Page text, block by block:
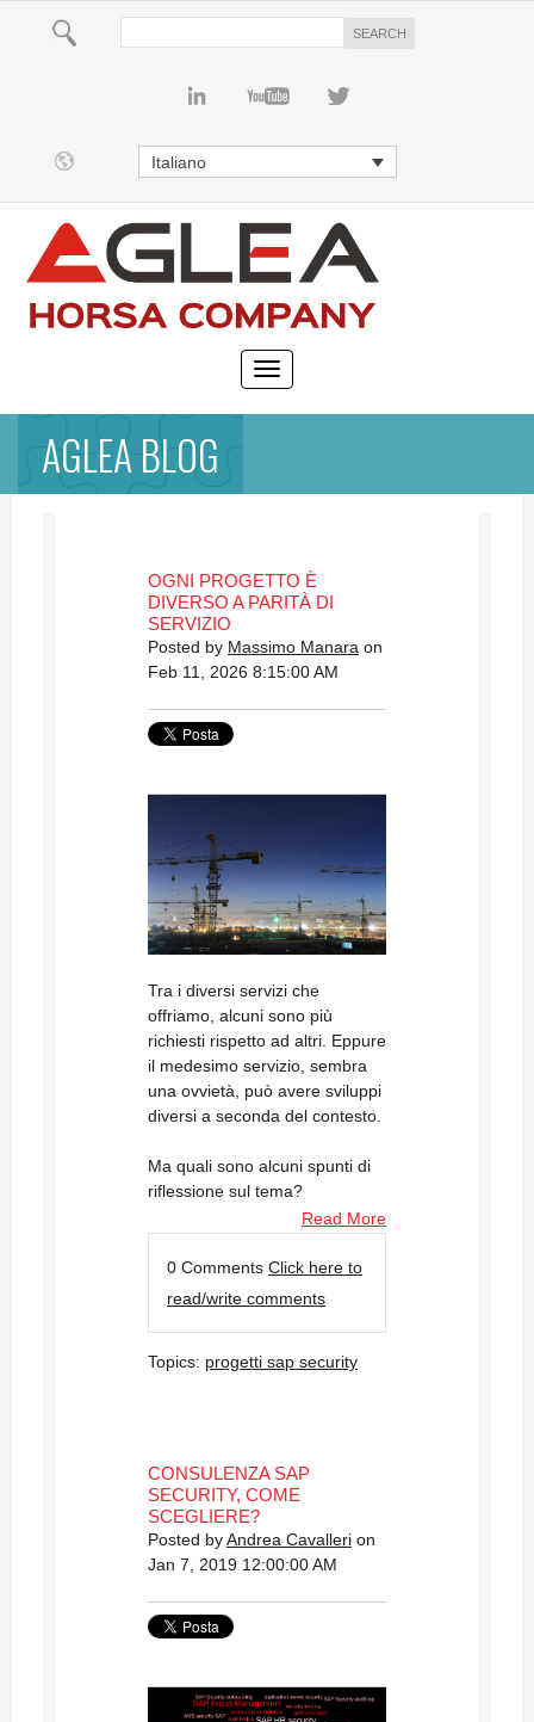
Italiano
AGLEA BLOG
OGNI PROGETTO È
DIVERSO A PARITÀ DI
SERVIZIO
Posted by Massimo Manara on
Feb 11, 2026 8:15:00 AM
Tra i diversi servizi che
offriamo, alcuni sono più
richiesti rispetto ad altri. Eppure
il medesimo servizio, sembra
una ovvietà, può avere sviluppi
diversi a seconda del contesto.
Ma quali sono alcuni spunti di
riflessione sul tema?
Read More
0 Comments Click here to
read/write comments
Topics: progetti sap security
CONSULENZA SAP
SECURITY, COME
SCEGLIERE?
Posted byAndrea Cavalleri on
Jan 7, 2019 12:00:00 AM